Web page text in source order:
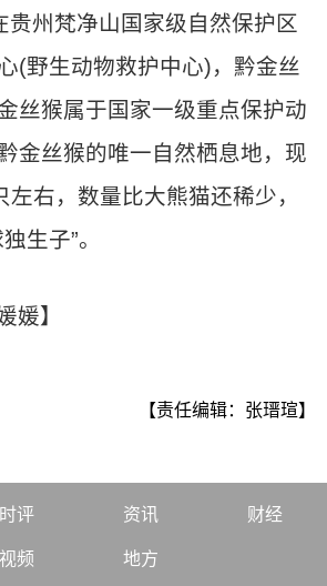
贵州梵净山国家级自然保护区
(野生动物救护中心)，黔金丝
丝猴属于国家一级重点保护动
金丝猴的唯一自然栖息地，现
右，数量比大熊猫还稀少，
生子”。
媛】
【责任编辑：张瑨瑄】
时评 资讯 财经
视频 地方